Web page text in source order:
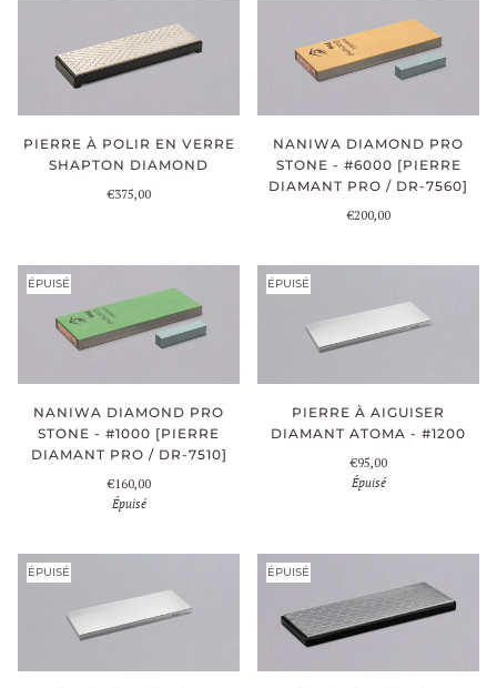
PIERRE À POLIR EN VERRE
SHAPTON DIAMOND
€375,00
NANIWA DIAMOND PRO
STONE - #6000 [PIERRE
DIAMANT PRO / DR-7560]
€200,00
ÉPUISÉ
NANIWA DIAMOND PRO
STONE - #1000 [PIERRE
DIAMANT PRO / DR-7510]
€160,00
Épuisé
ÉPUISÉ
PIERRE À AIGUISER
DIAMANT ATOMA - #1200
€95,00
Épuisé
ÉPUISÉ ÉPUISÉ